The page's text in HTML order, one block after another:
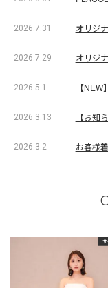
2026.7.31 オリジ
2026.7.29 オリジ
2026.5.1 【
2026.3.13 【お知
2026.3.2 お客様